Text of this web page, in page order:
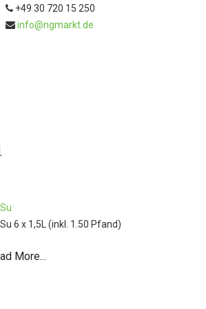
+49 30 720 15 250
info@ngmarkt.de
6 x 1,5L (inkl. 1.50 Pfand)
More...